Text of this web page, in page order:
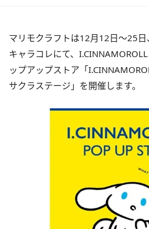
マリモクラフトは12月12日～25
キャラコレにて、
ップアップストア「
サクラステージ」を開催します。